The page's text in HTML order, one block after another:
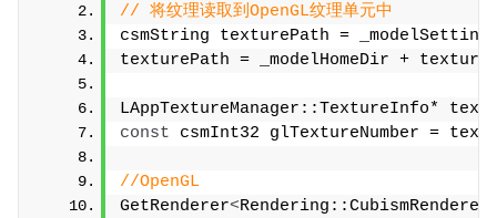
// 将纹理读取到OpenGL纹理单元中
csmString texturePath =
texturePath = _modelHomeDir +
LAppTextureManager::TextureInfo*
const csmInt32 glTextureNumber =
//OpenGL
GetRenderer<